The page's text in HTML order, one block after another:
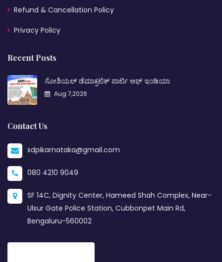
Refund & Cancellation Policy
Privacy Policy
Recent Posts
ಸೋಶಿಯಲ್ ಡೆಮಾಕ್ರಟಿಕ್ ಪಾರ್ಟಿ ಆಫ್ ಇಂಡಿಯಾ
Aug 7,2026
Contact Us
sdpikarnataka@gmail.com
080 4210 9049
SF 14C, Dignity Center, Hameed Shah Complex, Near-
Ulsur Gate Police Station, Cubbonpet Main Rd,
Bengaluru-560002